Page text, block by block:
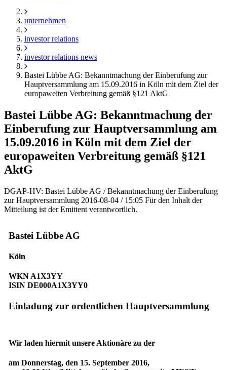
unternehmen
investor relations
investor relations news
Bastei Lübbe AG: Bekanntmachung der Einberufung zur
Hauptversammlung am 15.09.2016 in Köln mit dem Ziel der
europaweiten Verbreitung gemäß §121 AktG
Bastei Lübbe AG: Bekanntmachung der
Einberufung zur Hauptversammlung am
15.09.2016 in Köln mit dem Ziel der
europaweiten Verbreitung gemäß §121
AktG
DGAP-HV: Bastei Lübbe AG / Bekanntmachung der Einberufung
zur Hauptversammlung 2016-08-04 / 15:05 Für den Inhalt der
Mitteilung ist der Emittent verantwortlich.
Bastei Lübbe AG
Köln
WKN A1X3YY
ISIN DE000A1X3YY0
Einladung zur ordentlichen Hauptversammlung
Wir laden hiermit unsere Aktionäre zu der
am Donnerstag, den 15. September 2016,